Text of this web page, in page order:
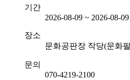
기간
2026-08-09 ~ 2026-08-09
장소
문화공판장 작당(문화
문의
070-4219-2100